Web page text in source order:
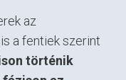
az
a fentiek szerint
történik